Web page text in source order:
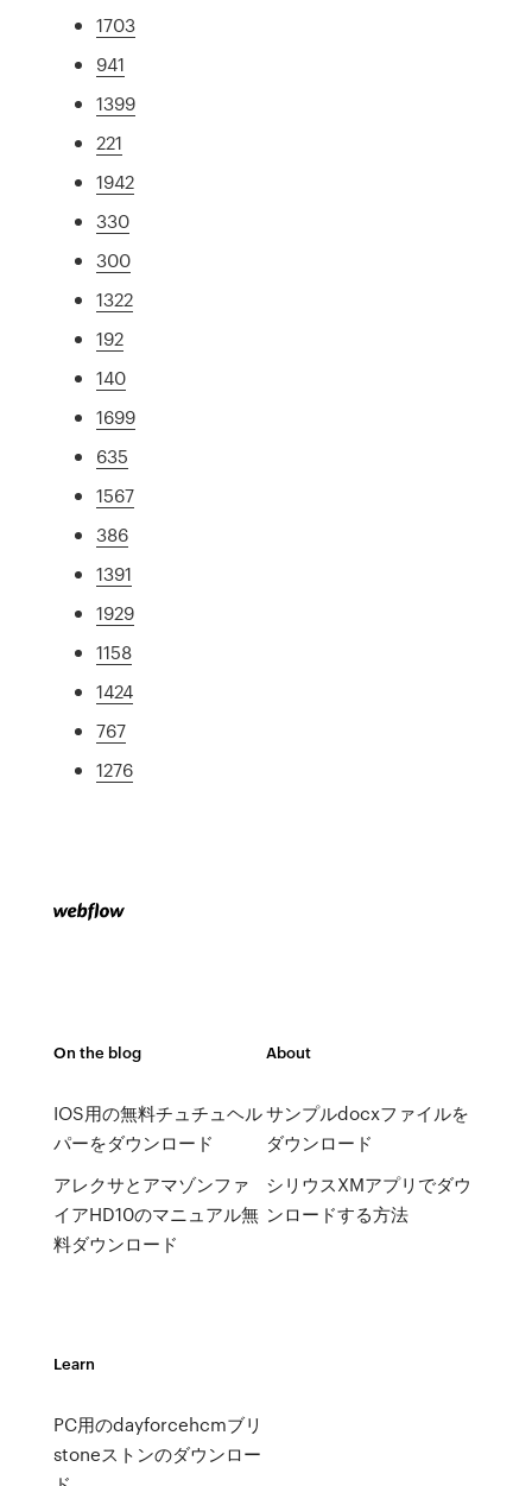
1703
941
1399
221
1942
330
300
1322
192
140
1699
635
1567
386
1391
1929
1158
1424
767
1276
On the blog
IOS用の無料チュチュヘル
パーをダウンロード
アレクサとアマゾンファ
イアHD10のマニュアル無
料ダウンロード
About
サンプルdocxファイルを
ダウンロード
シリウスXMアプリでダウ
ンロードする方法
Learn
PC用のdayforcehcmブリ
stoneストンのダウンロー